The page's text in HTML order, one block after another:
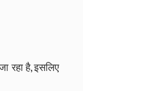
है, इसलिए